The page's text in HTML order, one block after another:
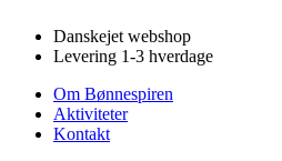
indhold
Danskejet webshop
Levering 1-3 hverdage
Om Bønnespiren
Aktiviteter
Kontakt